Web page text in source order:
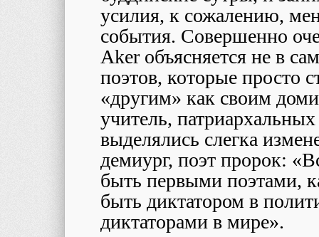
усилия, к сожалению,
события. Совершенно
Aker объясняется не в
поэтов, которые просто
«другим» как своим
учитель,
выделялись слегка
демиург, поэт пророк:
быть первыми поэтами,
быть диктатором в
диктаторами в мире».